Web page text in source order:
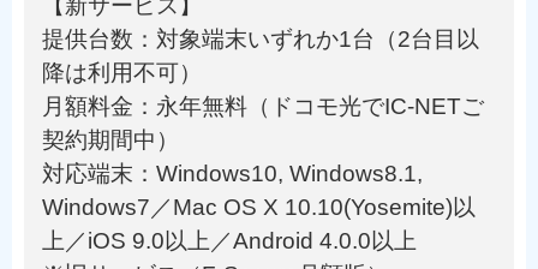
【新サービス】
提供台数：対象端末いずれか1台（2台目以
降は利用不可）
月額料金：永年無料（ドコモ光でIC-NETご
契約期間中）
対応端末：Windows10, Windows8.1,
Windows7／Mac OS X 10.10(Yosemite)以
上／iOS 9.0以上／Android 4.0.0以上